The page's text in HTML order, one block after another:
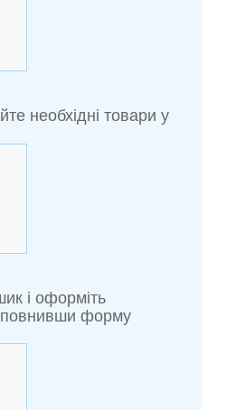
необхідні товари у
і оформіть
форму